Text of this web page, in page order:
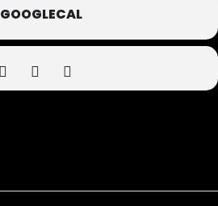
GOOGLECAL